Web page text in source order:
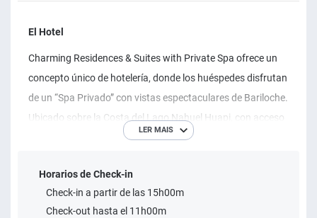
El Hotel
Charming Residences & Suites with Private Spa ofrece un
concepto único de hotelería, donde los huéspedes disfrutan
de un “Spa Privado” con vistas espectaculares de Bariloche.
Ubicado sobre la Costa del Lago Nahuel Huapi, con acceso
a restaurante, piscina, jacuzzis, gimnasio y playa. Las
escocesas con aromacolor terapia.
LER MAIS
Horarios de Check-in
Check-in a partir de las 15h00m
Check-out hasta el 11h00m